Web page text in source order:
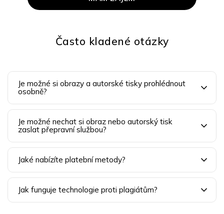
Často kladené otázky
Je možné si obrazy a autorské tisky prohlédnout
osobně?
Je možné nechat si obraz nebo autorský tisk
zaslat přepravní službou?
Jaké nabízíte platební metody?
Jak funguje technologie proti plagiátům?